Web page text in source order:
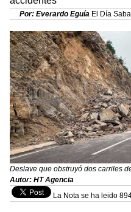
Por: Everardo Eguía El Día
Deslave que obstruyó dos carriles
Autor: HT Agencia
La Nota se ha leido